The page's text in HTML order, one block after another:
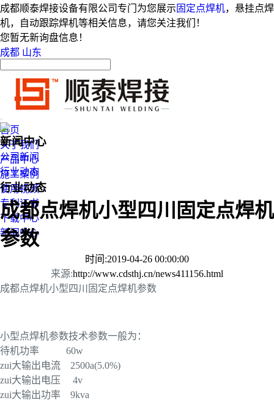
成都顺泰焊接设备有限公司专门为您展示 固定点焊机，悬挂点焊
机，自动跟踪焊机等相关信息，请您关注我们！
您暂无新询盘信息！
成都 山东
首页
关于我们
产品中心
施工案例
使用视频
专利证书
下载中心
新闻中心
新闻中心
公司新闻
行业动态
行业动态
成都点焊机小型四川固定点焊机
参数
时间:2019-04-26 00:00:00
来源:http://www.cdsthj.cn/news411156.html
成都点焊机小型四川固定点焊机参数
小型点焊机参数技术参数一般为：
待机功率 60w
zui大输出电流 2500a(5.0%)
zui大输出电压 4v
zui大输出功率 9kva